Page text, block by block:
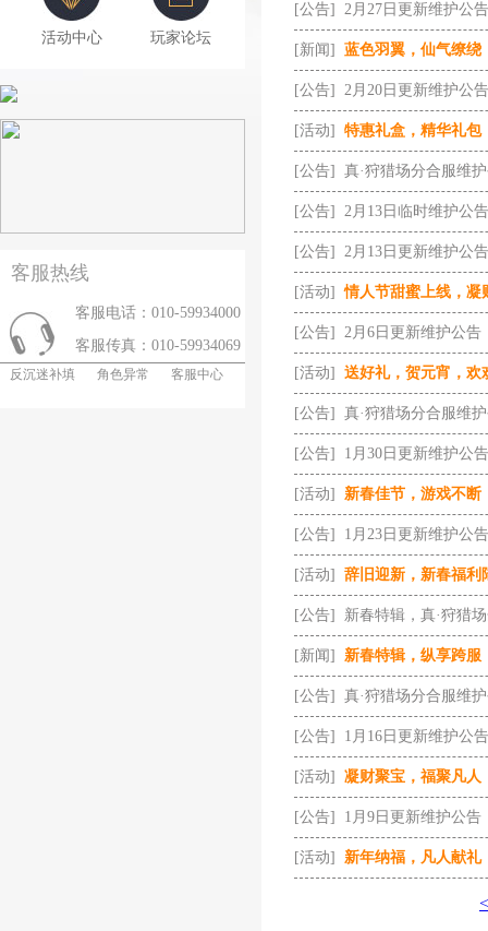
活动中心 玩家论坛
客服热线
客服电话：010-59934000
客服传真：010-59934069
反沉迷补填 角色异常 客服中心
[公告] 2月27日更新维护公告
[新闻] 蓝色羽翼，仙气缭绕
[公告] 2月20日更新维护公告
[活动] 特惠礼盒，精华礼包
[公告] 真·狩猎场分合服维
[公告] 2月13日临时维护公告
[公告] 2月13日更新维护公告
[活动]情人节甜蜜上线，凝
[公告] 2月6日更新维护公告
[活动] 送好礼，贺元宵，欢
[公告] 真·狩猎场分合服维
[公告] 1月30日更新维护公告
[活动] 新春佳节，游戏不断
[公告] 1月23日更新维护公告
[活动] 辞旧迎新，新春福利
[公告] 新春特辑，真·狩猎
[新闻] 新春特辑，纵享跨服
[公告] 真·狩猎场分合服维
[公告] 1月16日更新维护公告
[活动] 凝财聚宝，福聚凡人
[公告] 1月9日更新维护公告
[活动] 新年纳福，凡人献礼
<